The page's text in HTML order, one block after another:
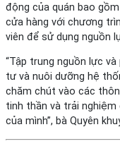
động của quán bao
cửa hàng với chương
viên để sử dụng nguồn
“Tập trung nguồn lực
tư và nuôi dưỡng hệ
chăm chút vào các
tinh thần và trải nghiệm
của mình”, bà Quyên